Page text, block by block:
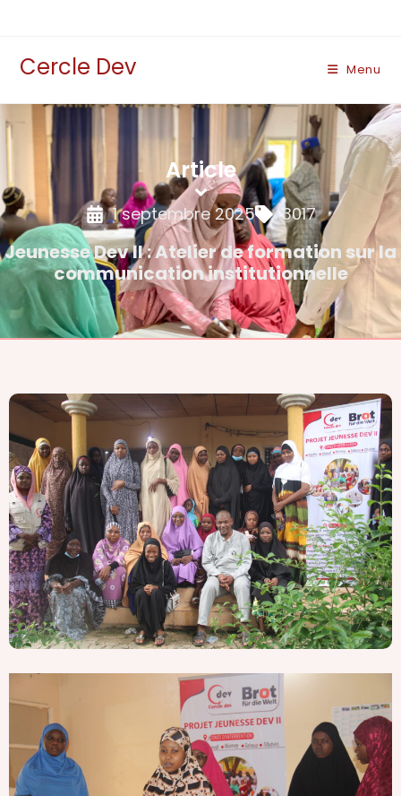
Cercle Dev Menu
Article
1 septembre 2025 3017
Jeunesse Dev II : Atelier de formation sur la
communication institutionnelle